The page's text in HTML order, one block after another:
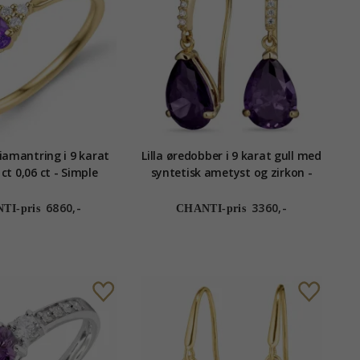
i 9 karat
0,06 ct - Simple
pris 6860,-
Lilla øredobber i 9 karat gull med
syntetisk ametyst og zirkon -
CHANTI-pris 3360,-